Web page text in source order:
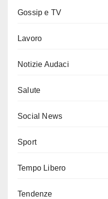
Gossip e TV
Lavoro
Notizie Audaci
Salute
Social News
Sport
Tempo Libero
Tendenze